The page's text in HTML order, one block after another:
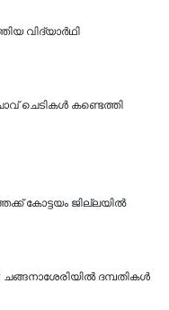
വിദ്യാർഥി
ചെടികൾ കണ്ടെത്തി
കോട്ടയം ജില്ലയിൽ
ദമ്പതികൾ